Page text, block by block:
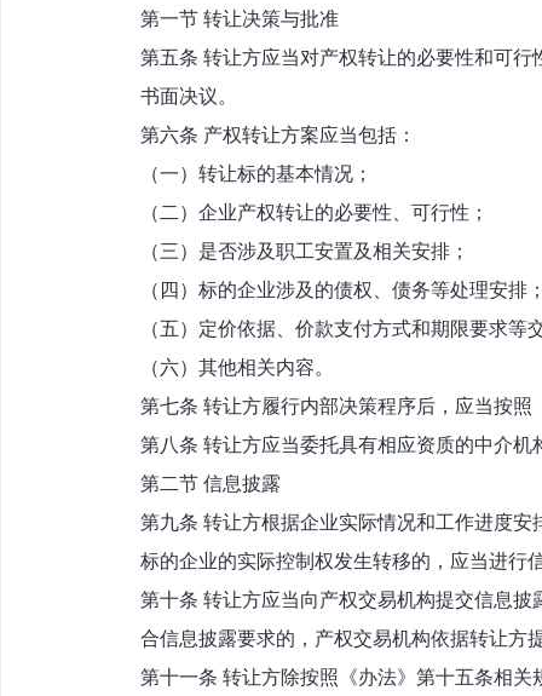
第一节 转让决策与批准
第五条 转让方应当对产权转让的必要性和可
书面决议。
第六条 产权转让方案应当包括：
（一）转让标的基本情况；
（二）企业产权转让的必要性、可行性；
（三）是否涉及职工安置及相关安排；
（四）标的企业涉及的债权、债务等处理安排
（五）定价依据、价款支付方式和期限要求等
（六）其他相关内容。
第七条 转让方履行内部决策程序后，应当按
第八条 转让方应当委托具有相应资质的中介
第二节 信息披露
第九条 转让方根据企业实际情况和工作进度
标的企业的实际控制权发生转移的，应当进行
第十条 转让方应当向产权交易机构提交信息
合信息披露要求的，产权交易机构依据转让方
第十一条 转让方除按照《办法》第十五条相